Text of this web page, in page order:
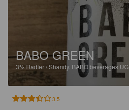
BABO GREEN
3% Radler / Shandy. BABO beverages UG.
3.5